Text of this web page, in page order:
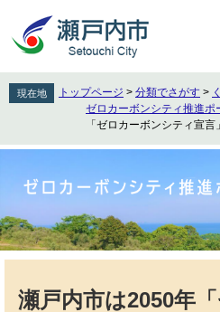
先
頭
す
を
飛
し
へ
現在地 トップページ > 分類でさがす >
ゼロカーボンシティ推進ポ
「ゼロカーボンシティ宣
瀬戸内市は2050年